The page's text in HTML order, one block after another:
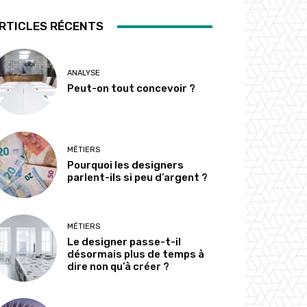
RÉCENTS
ANALYSE
Peut-on tout concevoir ?
MÉTIERS
Pourquoi les designers
parlent-ils si peu d’argent ?
MÉTIERS
Le designer passe-t-il
désormais plus de temps à
dire non qu’à créer ?